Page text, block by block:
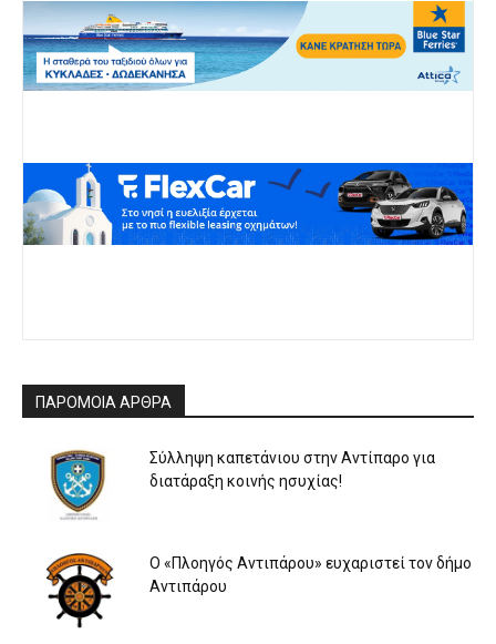
ΠΑΡΟΜΟΙΑ ΑΡΘΡΑ
Σύλληψη καπετάνιου στην Αντίπαρο για
διατάραξη κοινής ησυχίας!
Ο «Πλοηγός Αντιπάρου» ευχαριστεί τον δήμο
Αντιπάρου